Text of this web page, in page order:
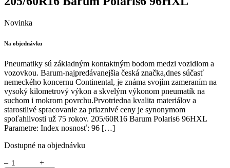
Novinka
Na objednávku
Pneumatiky sú základným kontaktným bodom medzi vozidlom a
vozovkou. Barum-najpredávanejšia česká značka,dnes súčasť
nemeckého koncernu Continental, je známa svojím zameraním na
vysoký kilometrový výkon a skvelým výkonom pneumatík na
suchom i mokrom povrchu.Prvotriedna kvalita materiálov a
starostlivé spracovanie za priaznivé ceny je synonymom
spoľahlivosti už 75 rokov. 205/60R16 Barum Polaris6 96HXL
Parametre: Index nosnosť: 96 […]
Dostupné na objednávku
–
+